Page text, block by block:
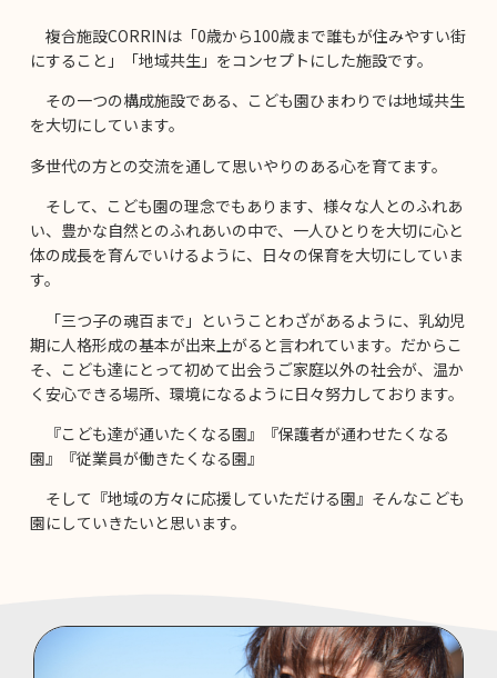
複合施設CORRINは「0歳から100歳まで誰もが住みやすい街
にすること」「地域共生」をコンセプトにした施設です。
その一つの構成施設である、こども園ひまわりでは地域共生
を大切にしています。
多世代の方との交流を通して思いやりのある心を育てます。
そして、こども園の理念でもあります、様々な人とのふれあ
い、豊かな自然とのふれあいの中で、一人ひとりを大切に心と
体の成長を育んでいけるように、日々の保育を大切にしていま
す。
「三つ子の魂百まで」ということわざがあるように、乳幼児
期に人格形成の基本が出来上がると言われています。だからこ
そ、こども達にとって初めて出会うご家庭以外の社会が、温か
く安心できる場所、環境になるように日々努力しております。
『こども達が通いたくなる園』『保護者が通わせたくなる
園』『従業員が働きたくなる園』
そして『地域の方々に応援していただける園』そんなこども
園にしていきたいと思います。